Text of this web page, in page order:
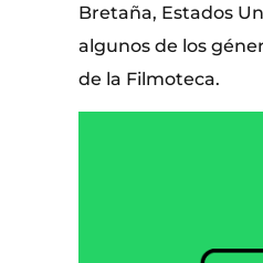
Bretaña, Estados
algunos de los
de la Filmoteca.